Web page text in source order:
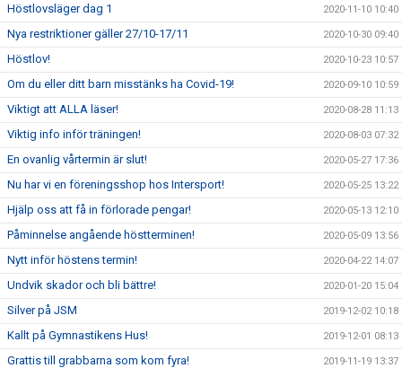
Höstlovsläger dag 1 2020-11-10 10:40
Nya restriktioner gäller 27/10-17/11 2020-10-30 09:40
Höstlov! 2020-10-23 10:57
Om du eller ditt barn misstänks ha Covid-19! 2020-09-10 10:59
Viktigt att ALLA läser! 2020-08-28 11:13
Viktig info inför träningen! 2020-08-03 07:32
En ovanlig vårtermin är slut! 2020-05-27 17:36
Nu har vi en föreningsshop hos Intersport! 2020-05-25 13:22
Hjälp oss att få in förlorade pengar! 2020-05-13 12:10
Påminnelse angående höstterminen! 2020-05-09 13:56
Nytt inför höstens termin! 2020-04-22 14:07
Undvik skador och bli bättre! 2020-01-20 15:04
Silver på JSM 2019-12-02 10:18
Kallt på Gymnastikens Hus! 2019-12-01 08:13
Grattis till grabbarna som kom fyra! 2019-11-19 13:37